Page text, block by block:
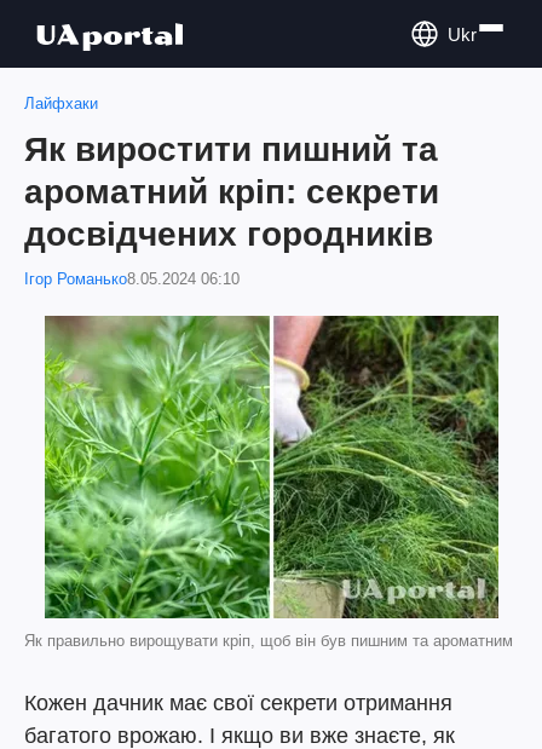
Ukr
Лайфхаки
Як виростити пишний та
ароматний кріп: секрети
досвідчених городників
Ігор Романько8.05.2024 06:10
Як правильно вирощувати кріп, щоб він був пишним та ароматним
Кожен дачник має свої секрети отримання
багатого врожаю. І якщо ви вже знаєте, як